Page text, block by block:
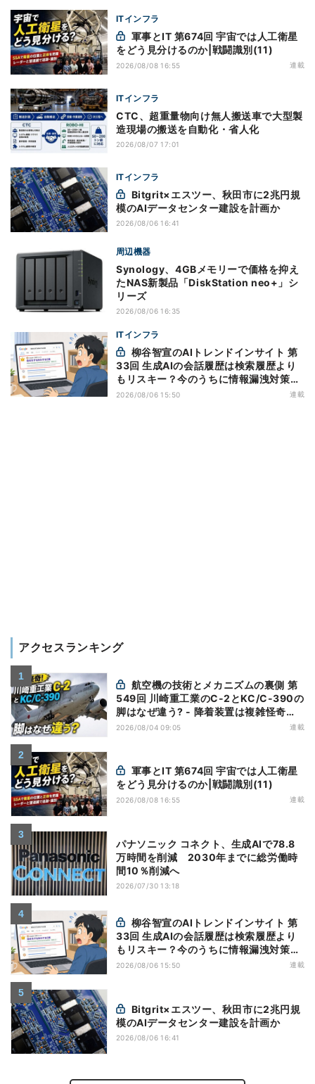
ITインフラ
をどう見分けるのか|戦闘識別(11)
2026/08/08 16:55 連載
ITインフラ
CTC、超重量物向け無人搬送車で大型製
造現場の搬送を自動化・省人化
2026/08/07 17:01
ITインフラ
模のAIデータセンター建設を計画か
2026/08/06 16:41
周辺機器
Synology、4GBメモリーで価格を抑え
たNAS新製品「DiskStation neo+」シ
リーズ
2026/08/06 16:35
ITインフラ
33回 生成AIの会話履歴は検索履歴より
もリスキー？今のうちに情報漏洩対策を
万全にしておこう
2026/08/06 15:50 連載
アクセスランキング
549回 川崎重工業のC-2とKC/C-390の
脚はなぜ違う? - 降着装置は複雑怪奇
(5)|軍用輸送機(10)
2026/08/04 09:05 連載
をどう見分けるのか|戦闘識別(11)
2026/08/08 16:55 連載
パナソニック コネクト、生成AIで78.8
万時間を削減 2030年までに総労働時
間10％削減へ
2026/07/30 13:18
33回 生成AIの会話履歴は検索履歴より
もリスキー？今のうちに情報漏洩対策を
万全にしておこう
2026/08/06 15:50 連載
模のAIデータセンター建設を計画か
2026/08/06 16:41